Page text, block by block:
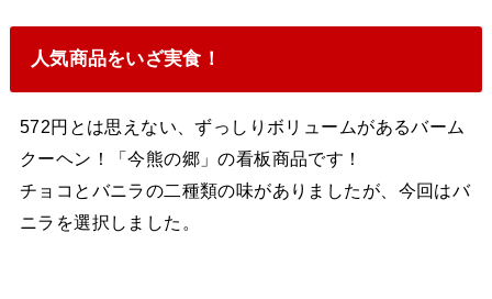
人気商品をいざ実食！
572円とは思えない、ずっしりボリュームがあるバーム
クーヘン！「今熊の郷」の看板商品です！
チョコとバニラの二種類の味がありましたが、今回はバ
ニラを選択しました。